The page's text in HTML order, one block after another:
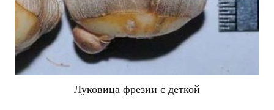
Луковица фрезии с деткой